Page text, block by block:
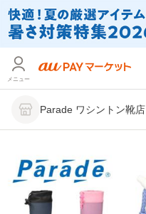
メニュー
Parade ワシントン靴店